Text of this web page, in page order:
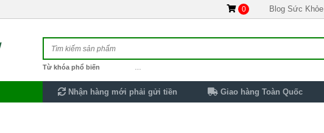
0 Blog Sức Khỏe
Từ khóa phổ biến
Nhận hàng mới phải gửi tiền Giao hàng Toàn Quốc